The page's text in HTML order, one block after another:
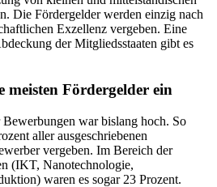
Die Fördergelder werden einzig nach
Exzellenz vergeben. Eine
der Mitgliedsstaaten gibt es
meisten Fördergelder ein
war bislang hoch. So
aller ausgeschriebenen
vergeben. Im Bereich der
(IKT, Nanotechnologie,
waren es sogar 23 Prozent.